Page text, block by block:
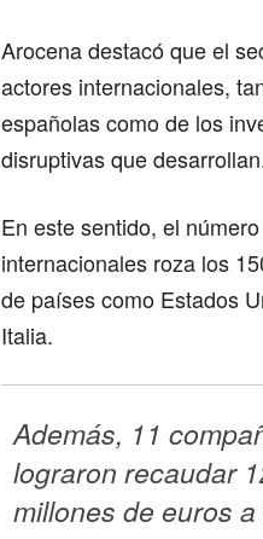
Arocena destacó que el
actores internacionales,
españolas como de los
disruptivas que
En este sentido, el
internacionales roza los
de países como Estados
Italia.
Además, 11
lograron recaudar
millones de euros a